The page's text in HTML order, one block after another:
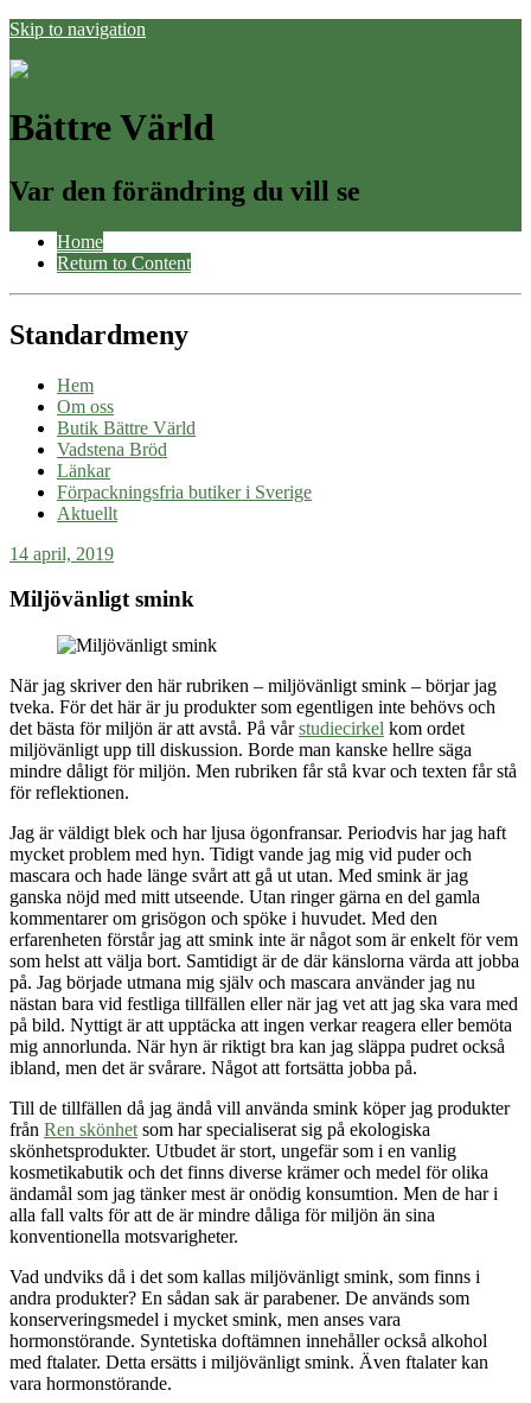
Skip to navigation
Bättre Värld
Var den förändring du vill se
Home
Return to Content
Standardmeny
Hem
Om oss
Butik Bättre Värld
Vadstena Bröd
Länkar
Förpackningsfria butiker i Sverige
Aktuellt
14 april, 2019
Miljövänligt smink
När jag skriver den här rubriken – miljövänligt smink – börjar jag
tveka. För det här är ju produkter som egentligen inte behövs och
det bästa för miljön är att avstå. På vårstudiecirkel kom ordet
miljövänligt upp till diskussion. Borde man kanske hellre säga
mindre dåligt för miljön. Men rubriken får stå kvar och texten får stå
för reflektionen.
Jag är väldigt blek och har ljusa ögonfransar. Periodvis har jag haft
mycket problem med hyn. Tidigt vande jag mig vid puder och
mascara och hade länge svårt att gå ut utan. Med smink är jag
ganska nöjd med mitt utseende. Utan ringer gärna en del gamla
kommentarer om grisögon och spöke i huvudet. Med den
erfarenheten förstår jag att smink inte är något som är enkelt för vem
som helst att välja bort. Samtidigt är de där känslorna värda att jobba
på. Jag började utmana mig själv och mascara använder jag nu
nästan bara vid festliga tillfällen eller när jag vet att jag ska vara med
på bild. Nyttigt är att upptäcka att ingen verkar reagera eller bemöta
mig annorlunda. När hyn är riktigt bra kan jag släppa pudret också
ibland, men det är svårare. Något att fortsätta jobba på.
Till de tillfällen då jag ändå vill använda smink köper jag produkter
från Ren skönhet som har specialiserat sig på ekologiska
skönhetsprodukter. Utbudet är stort, ungefär som i en vanlig
kosmetikabutik och det finns diverse krämer och medel för olika
ändamål som jag tänker mest är onödig konsumtion. Men de har i
alla fall valts för att de är mindre dåliga för miljön än sina
konventionella motsvarigheter.
Vad undviks då i det som kallas miljövänligt smink, som finns i
andra produkter? En sådan sak är parabener. De används som
konserveringsmedel i mycket smink, men anses vara
hormonstörande. Syntetiska doftämnen innehåller också alkohol
med ftalater. Detta ersätts i miljövänligt smink. Även ftalater kan
vara hormonstörande.